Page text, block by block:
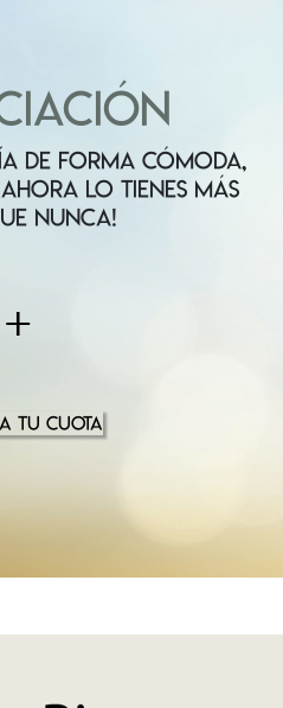
DE FORMA CÓMODA,
LO TIENES MÁS
NUNCA!
+
TU CUOTA